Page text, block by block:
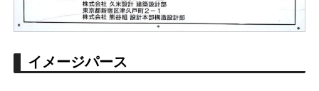
イメージパース